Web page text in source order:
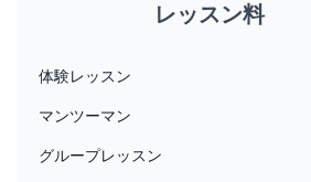
レッスン料
体験レッスン
マンツーマン
グループレッスン